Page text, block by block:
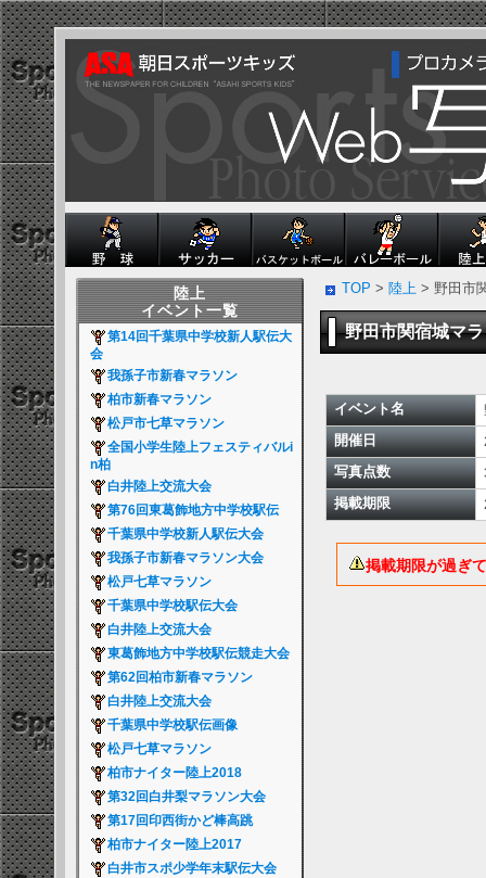
陸上
イベント一覧
第14回千葉県中学校新人駅伝大
会
我孫子市新春マラソン
柏市新春マラソン
松戸市七草マラソン
全国小学生陸上フェスティバルi
n柏
白井陸上交流大会
第76回東葛飾地方中学校駅伝
千葉県中学校新人駅伝大会
我孫子市新春マラソン大会
松戸七草マラソン
千葉県中学校駅伝大会
白井陸上交流大会
東葛飾地方中学校駅伝競走大会
第62回柏市新春マラソン
白井陸上交流大会
千葉県中学校駅伝画像
松戸七草マラソン
柏市ナイター陸上2018
第32回白井梨マラソン大会
第17回印西街かど棒高跳
柏市ナイター陸上2017
白井市スポ少学年末駅伝大会
TOP > 陸上> 野田市
野田市関宿城マ
イベント名
開催日
写真点数
掲載期限
掲載期限が過ぎ